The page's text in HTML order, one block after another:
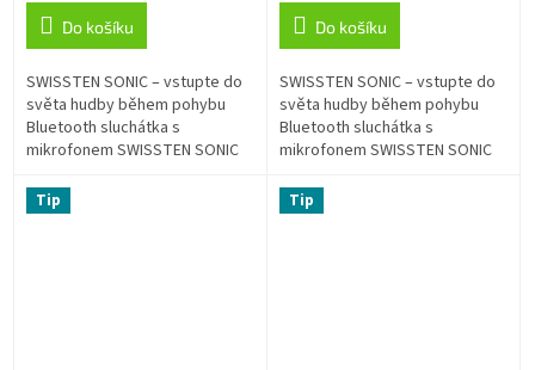
Do košíku
SWISSTEN SONIC – vstupte do
světa hudby během pohybu
Bluetooth sluchátka s
mikrofonem SWISSTEN SONIC
cestách, během pohybu, ale
také při lenošení v...
Do košíku
SWISSTEN SONIC – vstupte do
světa hudby během pohybu
Bluetooth sluchátka s
mikrofonem SWISSTEN SONIC
cestách, během pohybu, ale
také při lenošení v...
Tip Tip